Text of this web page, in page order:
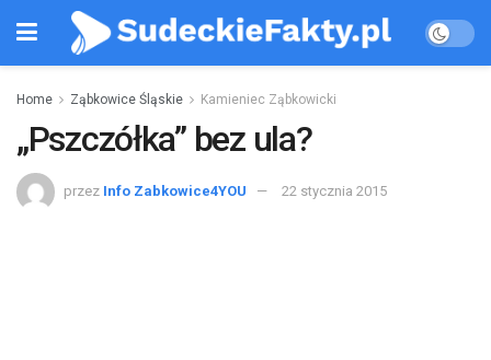
Home Ząbkowice Śląskie Kamieniec Ząbkowicki
„Pszczółka” bez ula?
przez Info Zabkowice4YOU 22 stycznia 2015